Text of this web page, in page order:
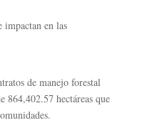
impactan en las
de manejo forestal
864,402.57 hectáreas que